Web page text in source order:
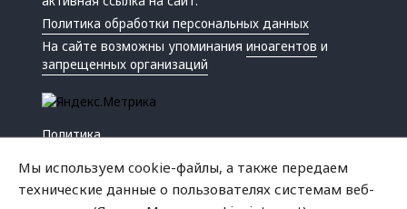
Политика обработки персональных данных
На сайте возможны упоминанияиноагентов и
запрещенных организаций
Политика
Мы используем cookie-файлы, а также передаем
технические данные о пользователях системам веб-